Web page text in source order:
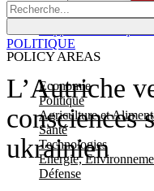
POLICY AREAS
Economie
Politique
Agriculture et
Santé
Technologies
Energie,
Défense
L’Autriche
consciences
ukrainien
POLITIQUE